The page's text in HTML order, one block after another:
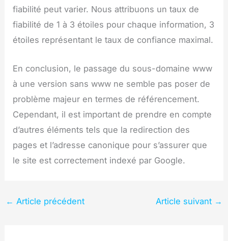
fiabilité peut varier. Nous attribuons un taux de
fiabilité de 1 à 3 étoiles pour chaque information, 3
étoiles représentant le taux de confiance maximal.
En conclusion, le passage du sous-domaine www
à une version sans www ne semble pas poser de
problème majeur en termes de référencement.
Cependant, il est important de prendre en compte
d’autres éléments tels que la redirection des
pages et l’adresse canonique pour s’assurer que
le site est correctement indexé par Google.
← Article précédent Article suivant →